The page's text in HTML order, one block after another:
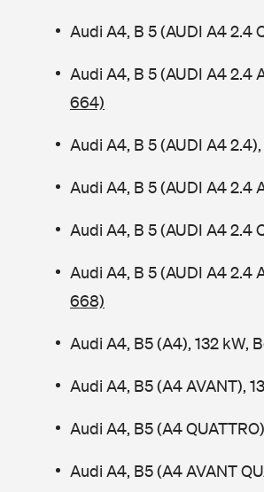
Audi A4, B 5 (AUDI A4 2.4
Audi A4, B 5 (AUDI A4 2.4
664)
Audi A4, B 5 (AUDI A4
Audi A4, B 5 (AUDI A4 2.4
Audi A4, B 5 (AUDI A4 2.4
Audi A4, B 5 (AUDI A4 2.4
668)
Audi A4, B5 (A4), 132 kW,
Audi A4, B5 (A4 AVANT),
Audi A4, B5 (A4
Audi A4, B5 (A4 AVANT